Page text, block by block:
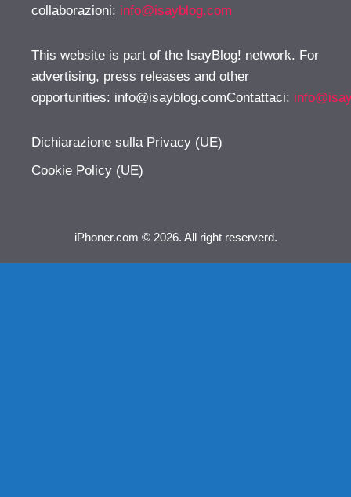
collaborazioni: info@isayblog.com
This website is part of the IsayBlog! network. For
advertising, press releases and other
opportunities: info@isayblog.comContattaci:
Dichiarazione sulla Privacy (UE)
Cookie Policy (UE)
iPhoner.com © 2026. All right reserverd.